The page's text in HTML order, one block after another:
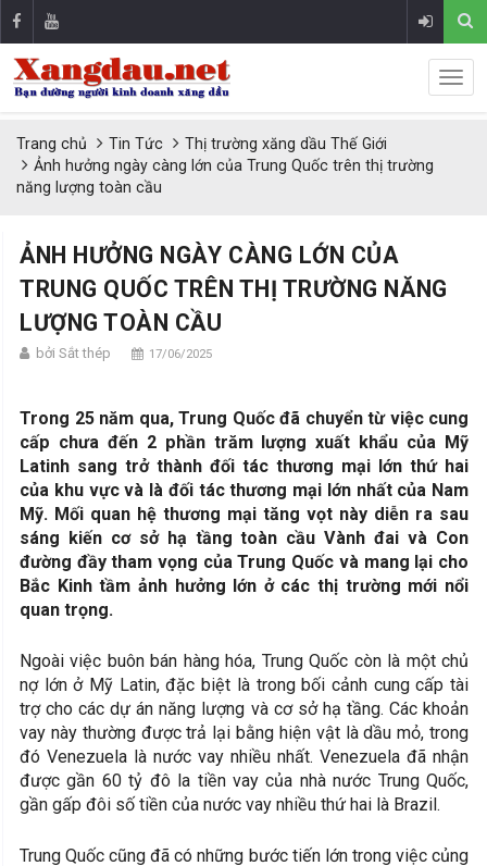
Trang chủ Tin Tức
Thị trường xăng dầu Thế Giới
Ảnh hưởng ngày càng lớn của Trung Quốc trên thị trường
năng lượng toàn cầu
ẢNH HƯỞNG NGÀY CÀNG LỚN CỦA
TRUNG QUỐC TRÊN THỊ TRƯỜNG NĂNG
LƯỢNG TOÀN CẦU
bởi Sắt thép 17/06/2025
Trong 25 năm qua, Trung Quốc đã chuyển từ việc cung
cấp chưa đến 2 phần trăm lượng xuất khẩu của Mỹ
Latinh sang trở thành đối tác thương mại lớn thứ hai
của khu vực và là đối tác thương mại lớn nhất của Nam
Mỹ. Mối quan hệ thương mại tăng vọt này diễn ra sau
sáng kiến ​​cơ sở hạ tầng toàn cầu Vành đai và Con
đường đầy tham vọng của Trung Quốc và mang lại cho
Bắc Kinh tầm ảnh hưởng lớn ở các thị trường mới nổi
quan trọng.
Ngoài việc buôn bán hàng hóa, Trung Quốc còn là một chủ
nợ lớn ở Mỹ Latin, đặc biệt là trong bối cảnh cung cấp tài
trợ cho các dự án năng lượng và cơ sở hạ tầng. Các khoản
vay này thường được trả lại bằng hiện vật là dầu mỏ, trong
đó Venezuela là nước vay nhiều nhất. Venezuela đã nhận
được gần 60 tỷ đô la tiền vay của nhà nước Trung Quốc,
gần gấp đôi số tiền của nước vay nhiều thứ hai là Brazil.
Trung Quốc cũng đã có những bước tiến lớn trong việc củng